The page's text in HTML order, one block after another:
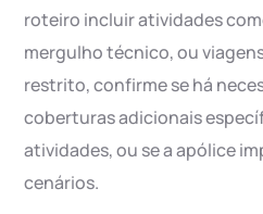
roteiro incluir atividades
mergulho técnico, ou
restrito, confirme se há
coberturas adicionais
atividades, ou se a apólice
cenários.